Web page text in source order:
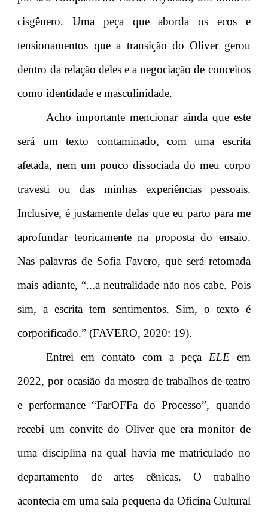
cisgênero. Uma peça que aborda os ecos e
tensionamentos que a transição do Oliver gerou
dentro da relação deles e a negociação de conceitos
como identidade e masculinidade.
Acho importante mencionar ainda que este
será um texto contaminado, com uma escrita
afetada, nem um pouco dissociada do meu corpo
travesti ou das minhas experiências pessoais.
Inclusive, é justamente delas que eu parto para me
aprofundar teoricamente na proposta do ensaio.
Nas palavras de Sofia Favero, que será retomada
mais adiante, “...a neutralidade não nos cabe. Pois
sim, a escrita tem sentimentos. Sim, o texto é
corporificado.” (FAVERO, 2020: 19).
Entrei em contato com a peça ELEem
2022, por ocasião da mostra de trabalhos de teatro
e performance “FarOFFa do Processo”, quando
recebi um convite do Oliver que era monitor de
uma disciplina na qual havia me matriculado no
departamento de artes cênicas. O trabalho
acontecia em uma sala pequena da Oficina Cultural